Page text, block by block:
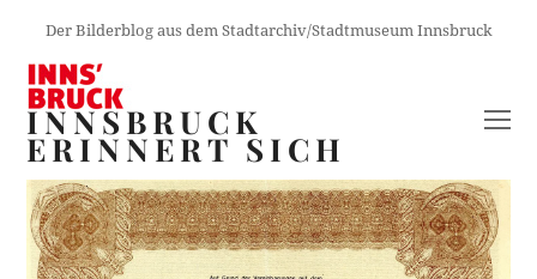
Der Bilderblog aus dem Stadtarchiv/Stadtmuseum Innsbruck
INNSBRUCK
ERINNERT SICH